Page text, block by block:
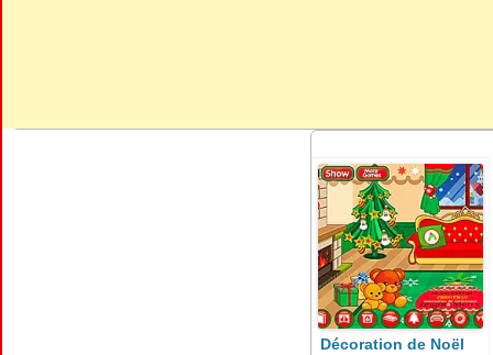
Décoration de Noël